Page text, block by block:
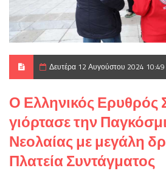
Δευτέρα 12 Αυγούστου 2024 10:49
Ο Ελληνικός Ερυθρός
γιόρτασε την
Νεολαίας με μεγάλη
Πλατεία Συντάγματος